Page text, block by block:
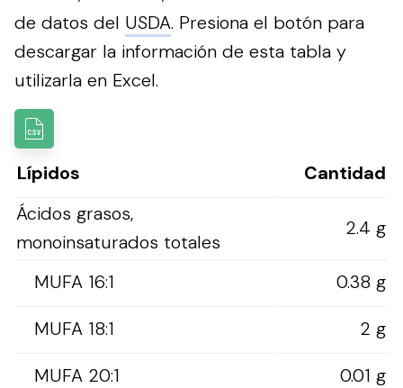
de datos del USDA. Presiona el botón para
descargar la información de esta tabla y
utilizarla en Excel.
Lípidos
Cantidad
Ácidos grasos,
monoinsaturados totales
2.4 g
MUFA 16:1
0.38 g
MUFA 18:1
2 g
MUFA 20:1
0.01 g